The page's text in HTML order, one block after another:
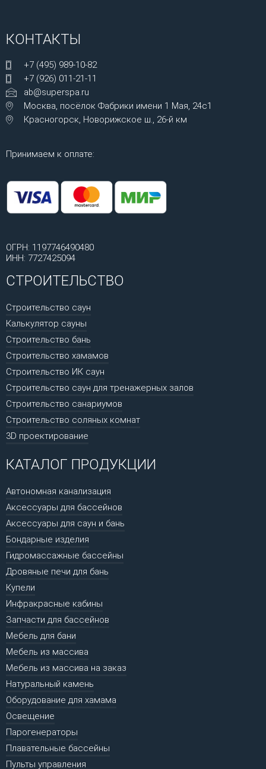
КОНТАКТЫ
+7 (495) 989-10-82
+7 (926) 011-21-11
ab@superspa.ru
Москва, посёлок Фабрики имени 1 Мая, 24с1
Красногорск, Новорижское ш., 26-й км
Принимаем к оплате:
ОГРН: 1197746490480
ИНН: 7727425094
СТРОИТЕЛЬСТВО
Строительство саун
Калькулятор сауны
Строительство бань
Строительство хамамов
Строительство ИК саун
Строительство саун для тренажерных залов
Строительство санариумов
Строительство соляных комнат
3D проектирование
КАТАЛОГ ПРОДУКЦИИ
Автономная канализация
Аксессуары для бассейнов
Аксессуары для саун и бань
Бондарные изделия
Гидромассажные бассейны
Дровяные печи для бань
Купели
Инфракрасные кабины
Запчасти для бассейнов
Мебель для бани
Мебель из массива
Мебель из массива на заказ
Натуральный камень
Оборудование для хамама
Освещение
Парогенераторы
Плавательные бассейны
Пульты управления